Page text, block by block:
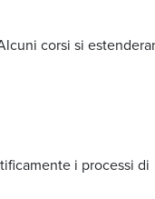
corsi si
i processi di